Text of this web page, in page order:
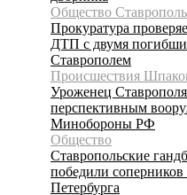
Общество Ставрополь
Прокуратура
ДТП с двумя
Ставрополем
Происшествия
Уроженец Ставрополя
перспективным
Минобороны РФ
Общество
Ставропольские
победили
Петербурга